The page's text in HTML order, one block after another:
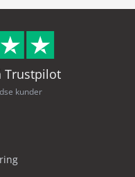
Trustpilot
kunder